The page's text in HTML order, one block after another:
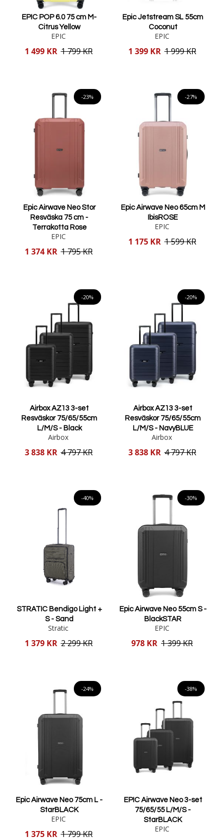
EPIC POP 6.0 75 cm M-
Citrus Yellow
EPIC
Reducerat
1 499 KR 1 799 KR
Epic Jetstream SL 55cm
Coconut
EPIC
Reducerat
1 399 KR 1 999 KR
-23%
Epic Airwave Neo Stor
Resväska 75 cm -
Terrakotta Rose
EPIC
Reducerat
1 374 KR 1 795 KR
-27%
Epic Airwave Neo 65cm M
IbisROSE
EPIC
Reducerat
1 175 KR 1 599 KR
-20%
Airbox AZ13 3-set
Resväskor 75/65/55cm
L/M/S - Black
Airbox
Reducerat
3 838 KR 4 797 KR
-20%
Airbox AZ13 3-set
Resväskor 75/65/55cm
L/M/S - NavyBLUE
Airbox
Reducerat
3 838 KR 4 797 KR
-40%
STRATIC Bendigo Light +
S - Sand
Stratic
Reducerat
1 379 KR 2 299 KR
-30%
Epic Airwave Neo 55cm S -
BlackSTAR
EPIC
Reducerat
978 KR 1 399 KR
-24%
Epic Airwave Neo 75cm L -
StarBLACK
EPIC
Reducerat
1 375 KR 1 799 KR
-38%
EPIC Airwave Neo 3-set
75/65/55 L/M/S -
StarBLACK
EPIC